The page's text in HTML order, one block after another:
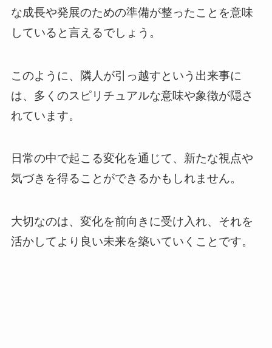
な成長や発展のための準備が整ったことを意味
していると言えるでしょう。
このように、隣人が引っ越すという出来事に
は、多くのスピリチュアルな意味や象徴が隠さ
れています。
日常の中で起こる変化を通じて、新たな視点や
気づきを得ることができるかもしれません。
大切なのは、変化を前向きに受け入れ、それを
活かしてより良い未来を築いていくことです。